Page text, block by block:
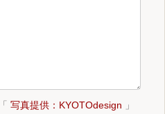
写真提供：KYOTOdesign 」